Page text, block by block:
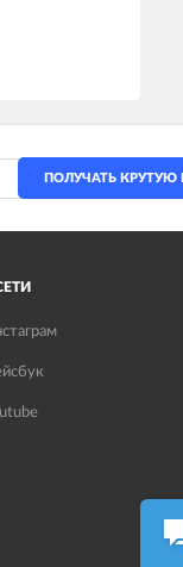
ПОЛУЧАТЬ КРУТУЮ